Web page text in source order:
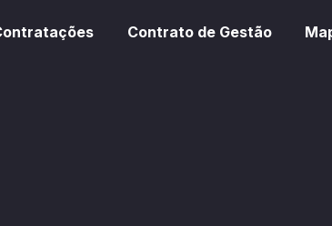
Contrato de Gestão